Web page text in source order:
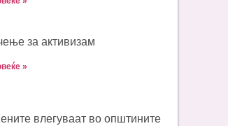
за активизам
»
влегуваат во општините